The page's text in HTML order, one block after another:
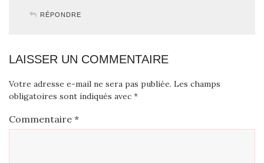
RÉPONDRE
LAISSER UN COMMENTAIRE
Votre adresse e-mail ne sera pas publiée. Les champs
obligatoires sont indiqués avec *
Commentaire *